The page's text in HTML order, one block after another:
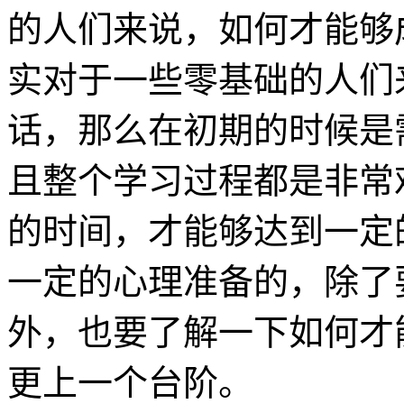
的人们来说，如何才能
实对于一些零基础的人
话，那么在初期的时候
且整个学习过程都是非
的时间，才能够达到一
一定的心理准备的，除
外，也要了解一下如何
更上一个台阶。